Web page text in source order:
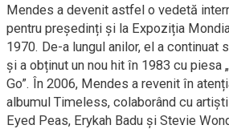
Mendes a devenit astfel o vedetă
pentru președinți și la Expoziția
1970. De-a lungul anilor, el a continuat
și a obținut un nou hit în 1983 cu piesa
Go”. În 2006, Mendes a revenit în
albumul Timeless, colaborând cu
Eyed Peas, Erykah Badu și Stevie